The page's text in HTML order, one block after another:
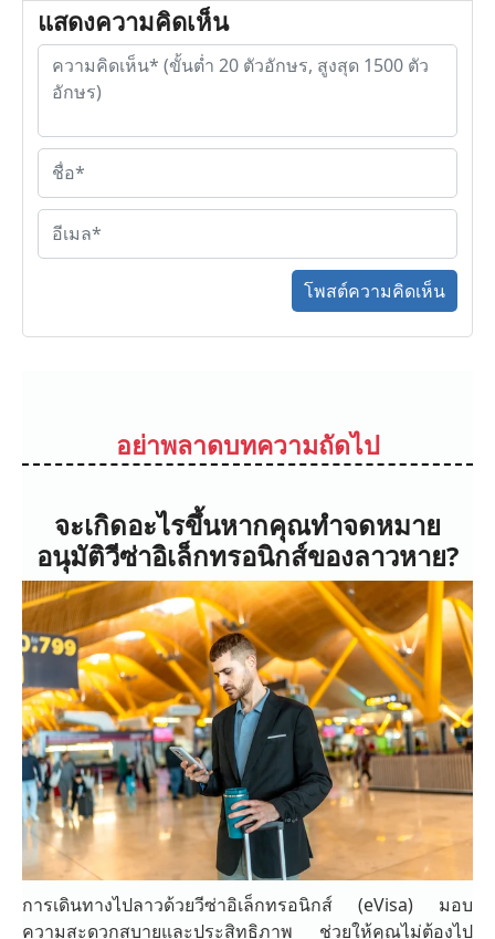
แสดงความคิดเห็น
โพสต์ความคิดเห็น
อย่าพลาดบทความถัดไป
จะเกิดอะไรขึ้นหากคุณทำจดหมาย
อนุมัติวีซ่าอิเล็กทรอนิกส์ของลาวหาย?
การเดินทางไปลาวด้วยวีซ่าอิเล็กทรอนิกส์ (eVisa) มอบ
ความสะดวกสบายและประสิทธิภาพ ช่วยให้คุณไม่ต้องไป